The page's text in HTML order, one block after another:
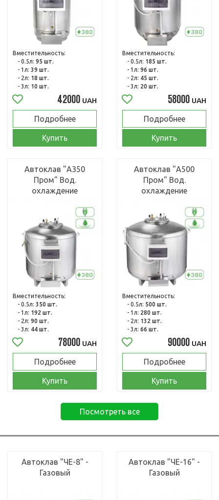
Вместительность:
- 0.5л: 95 шт.
- 1л: 39 шт.
- 2л: 18 шт.
- 3л: 10 шт.
42000 UAH
Подробнее
Купить
Вместительность:
- 0.5л: 185 шт.
- 1л: 96 шт.
- 2л: 45 шт.
- 3л: 20 шт.
58000 UAH
Подробнее
Купить
Автоклав "А350
Пром" Вод.
охлаждение
Вместительность:
- 0.5л: 350 шт.
- 1л: 192 шт.
- 2л: 90 шт.
- 3л: 44 шт.
78000 UAH
Подробнее
Купить
Автоклав "А500
Пром" Вод.
охлаждение
Вместительность:
- 0.5л: 500 шт.
- 1л: 280 шт.
- 2л: 132 шт.
- 3л: 66 шт.
90000 UAH
Подробнее
Купить
Посмотреть все
Автоклав "ЧЕ-8" -
Газовый
Автоклав "ЧЕ-16" -
Газовый